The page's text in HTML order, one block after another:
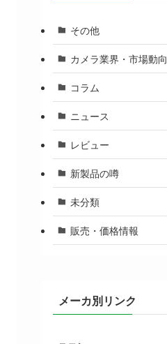
その他
カメラ業界・市場動向
コラム
ニュース
レビュー
新製品の噂
未分類
販売・価格情報
メーカ別リンク